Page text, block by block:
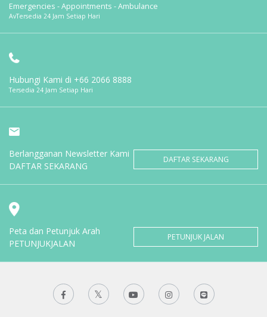
Emergencies - Appointments - Ambulance
AvTersedia 24 Jam Setiap Hari
Hubungi Kami di +66 2066 8888
Tersedia 24 Jam Setiap Hari
Berlangganan Newsletter Kami
DAFTAR SEKARANG
DAFTAR SEKARANG
Peta dan Petunjuk Arah
PETUNJUKJALAN
PETUNJUK JALAN